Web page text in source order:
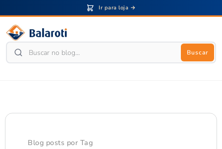
Ir para loja →
Buscar
Blog posts por Tag